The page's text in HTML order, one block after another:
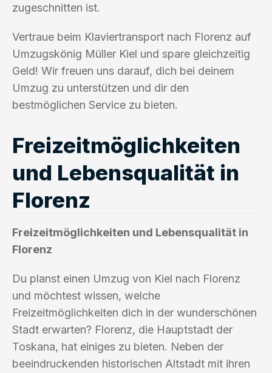
zugeschnitten ist.
Vertraue beim Klaviertransport nach Florenz auf
Umzugskönig Müller Kiel und spare gleichzeitig
Geld! Wir freuen uns darauf, dich bei deinem
Umzug zu unterstützen und dir den
bestmöglichen Service zu bieten.
Freizeitmöglichkeiten
und Lebensqualität in
Florenz
Freizeitmöglichkeiten und Lebensqualität in
Florenz
Du planst einen Umzug von Kiel nach Florenz
und möchtest wissen, welche
Freizeitmöglichkeiten dich in der wunderschönen
Stadt erwarten? Florenz, die Hauptstadt der
Toskana, hat einiges zu bieten. Neben der
beeindruckenden historischen Altstadt mit ihren